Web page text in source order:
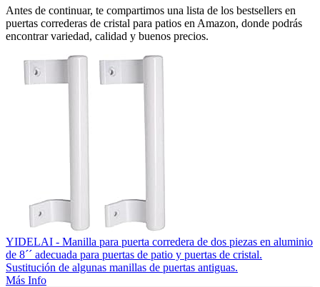
Antes de continuar, te compartimos una lista de los bestsellers en
puertas correderas de cristal para patios en Amazon, donde podrás
encontrar variedad, calidad y buenos precios.
YIDELAI - Manilla para puerta corredera de dos piezas en aluminio
de 8´´ adecuada para puertas de patio y puertas de cristal.
Sustitución de algunas manillas de puertas antiguas.
Más Info